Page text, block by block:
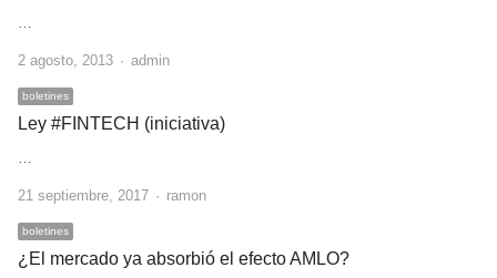
…
2 agosto, 2013 Author
admin
boletines
Ley #FINTECH (iniciativa)
…
21 septiembre, 2017 Author
ramon
boletines
¿El mercado ya absorbió el efecto AMLO?